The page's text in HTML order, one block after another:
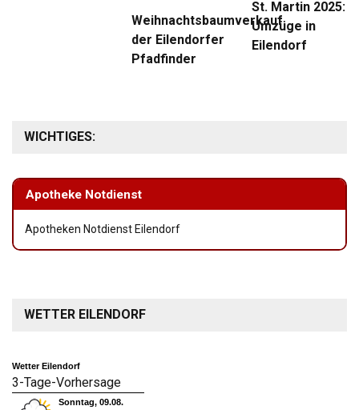
Weihnachtsbaumverkauf
der Eilendorfer
Pfadfinder
St. Martin 2025:
Umzüge in
Eilendorf
WICHTIGES:
Apotheke Notdienst
Apotheken Notdienst Eilendorf
WETTER EILENDORF
Wetter Eilendorf
3-Tage-Vorhersage
Sonntag, 09.08.